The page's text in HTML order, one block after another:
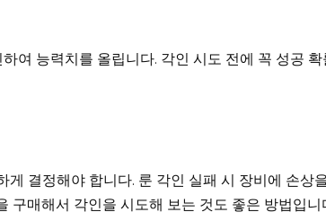
여 능력치를 올립니다. 각인 시도 전에 꼭 성공
게 결정해야 합니다. 룬 각인 실패 시 장비에 손상
구매해서 각인을 시도해 보는 것도 좋은 방법입니